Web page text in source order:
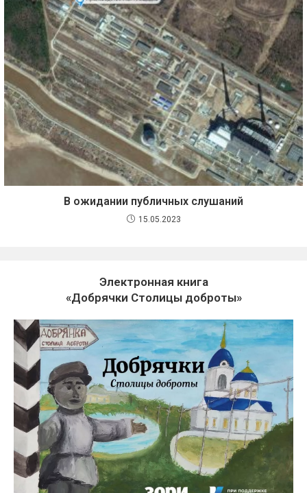
В ожидании публичных слушаний
15.05.2023
Электронная книга
«Добрячки Столицы доброты»